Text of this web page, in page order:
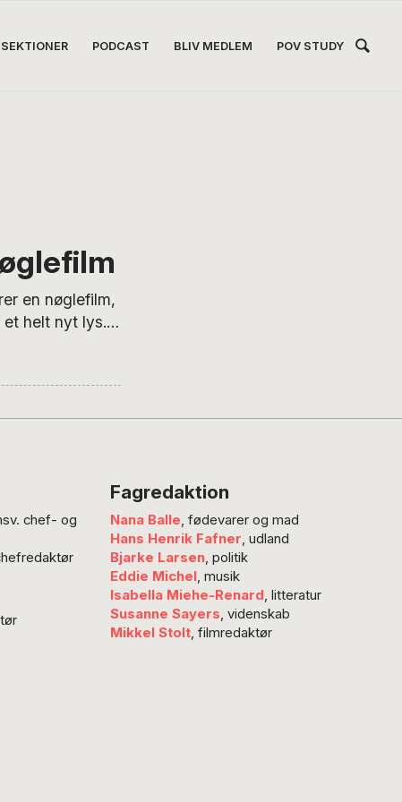
SEKTIONER PODCAST BLIV MEDLEM POV STUDY
en nøglefilm,
helt nyt lys.
er så høj, og
på en
chef- og
Fagredaktion
Nana Balle, fødevarer og mad
Hans Henrik Fafner, udland
Bjarke Larsen, politik
Eddie Michel, musik
Isabella Miehe-Renard, litteratur
Susanne Sayers, videnskab
Mikkel Stolt, filmredaktør